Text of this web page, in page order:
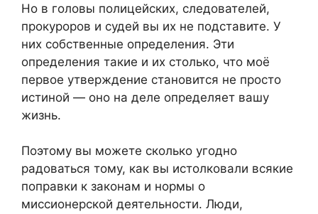
Но в головы полицейских, следователей,
прокуроров и судей вы их не подставите. У
них собственные определения. Эти
определения такие и их столько, что моё
первое утверждение становится не просто
истиной — оно на деле определяет вашу
жизнь.
Поэтому вы можете сколько угодно
радоваться тому, как вы истолковали всякие
поправки к законам и нормы о
миссионерской деятельности. Люди,